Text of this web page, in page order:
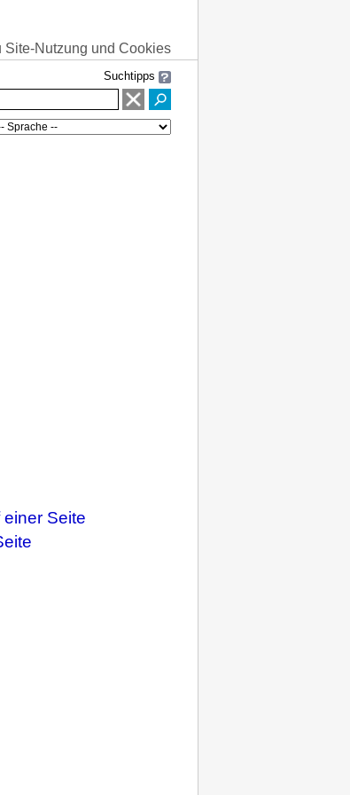
Site-Nutzung und Cookies
Suchtipps
Seite